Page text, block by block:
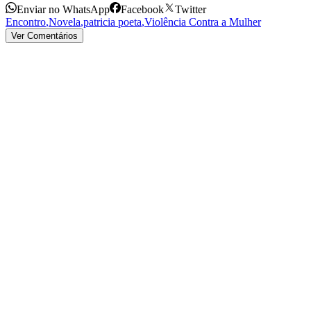
Enviar no WhatsApp Facebook
Twitter
Encontro,Novela,patricia poeta,Violência Contra a Mulher
Ver Comentários